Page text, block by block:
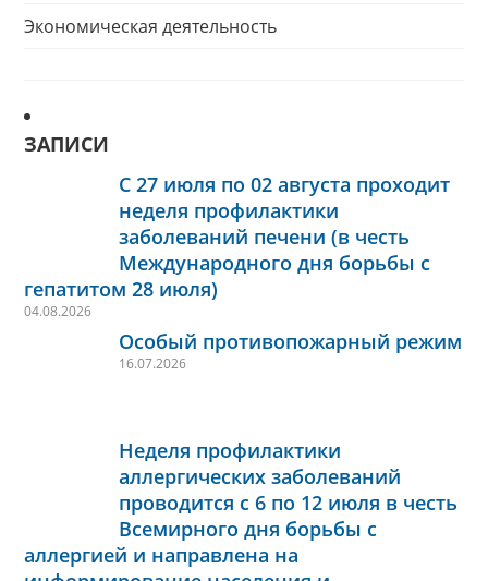
Экономическая деятельность
ЗАПИСИ
С 27 июля по 02 августа проходит
неделя профилактики
заболеваний печени (в честь
Международного дня борьбы с
гепатитом 28 июля)
04.08.2026
Особый противопожарный режим
16.07.2026
Неделя профилактики
аллергических заболеваний
проводится с 6 по 12 июля в честь
Всемирного дня борьбы с
аллергией и направлена на